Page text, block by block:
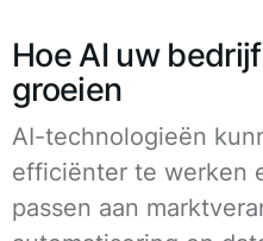
Hoe AI uw
groeien
AI-technologieën
efficiënter te werken
passen aan